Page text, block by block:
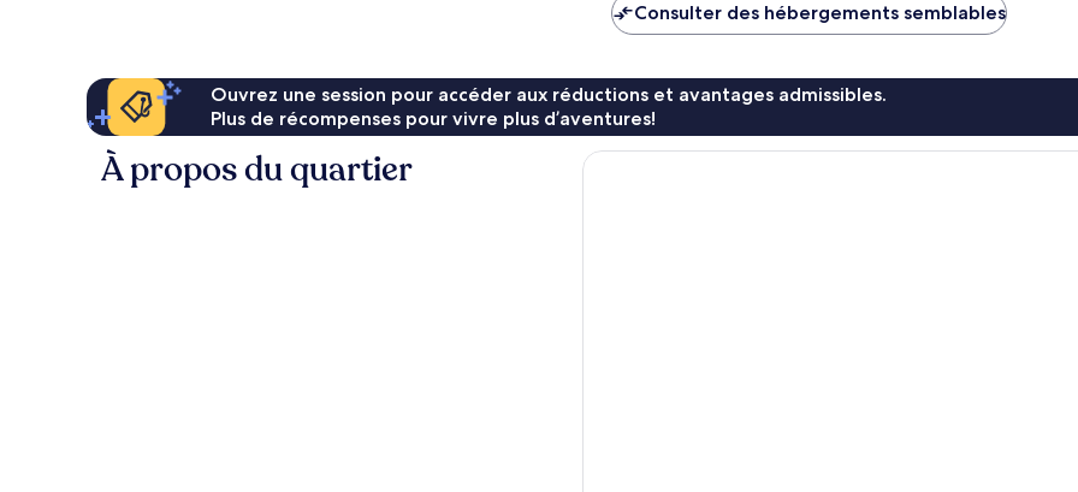
Consulter des hébergements semblables
Ouvrez une session pour accéder aux réductions et avantages admissibles.
Plus de récompenses pour vivre plus d’aventures!
À propos du quartier